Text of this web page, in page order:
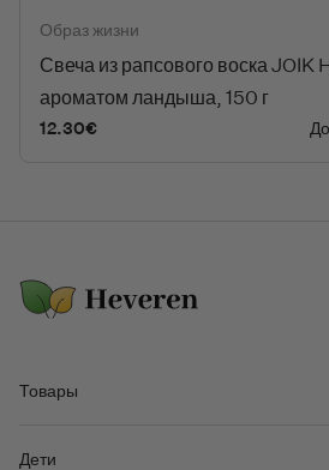
Образ жизни
Свеча из рапсового воска JOIK
ароматом ландыша, 150 г
12.30€
Товары
Дети